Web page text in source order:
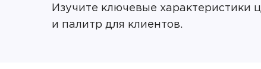
Изучите ключевые характеристики
и палитр для клиентов.